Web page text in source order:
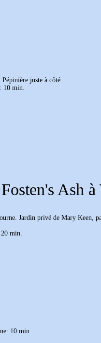
juste à côté.
10 min.
Ash
Jardin privé de Mary Keen,
min.
10 min.